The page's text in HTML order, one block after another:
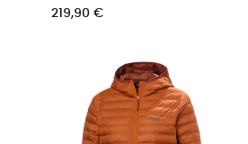
219,90 €